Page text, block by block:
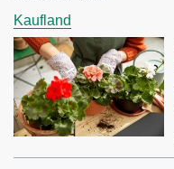
Kaufland